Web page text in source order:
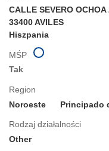
CALLE SEVERO OCHOA
33400 AVILES
Hiszpania
MŚP
Tak
Region
Noroeste
Principado
Rodzaj działalności
Other